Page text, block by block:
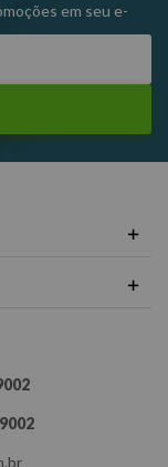
em seu e-